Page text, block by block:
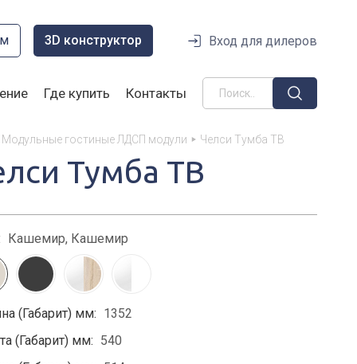
3D конструктор Вход для дилеров
Где купить Контакты
Модульные гостиные ЛДСП модули Челси Тумба ТВ
Тумба ТВ
Кашемир, Кашемир
(Габарит) мм: 1352
(Габарит) мм: 540